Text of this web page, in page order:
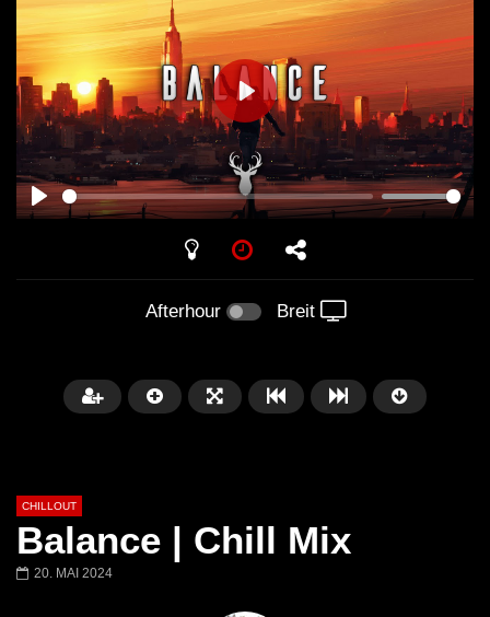
PLAY
PLAY
Afterhour Breit
CHILLOUT
Balance | Chill Mix
20. MAI 2024